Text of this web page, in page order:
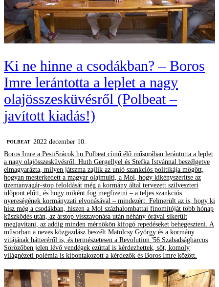
Ki ne hinne a csodákban? – Boros
Imre lerántotta a leplet a nagy
olajösszesküvésről (Polbeat –
javított kiadás!)
‎POLBEAT
2022 december 10.
Boros Imre a PestiSrácok.hu Polbeat című élő műsorában lerántotta a leplet
a nagy olajösszesküvésről. Huth Gergellyel és Stefka Istvánnal beszélgetve
elmagyarázta, milyen játszma zajlik az unió szankciós politikája mögött,
hogyan mesterkedett a magyar olajmulti, a Mol, hogy kikényszerítse az
üzemanyagár-stop feloldását még a kormány által tervezett szilveszteri
időpont előtt, és hogy miként fog megfizetni – a teljes szankciós
nyereségének kormányzati elvonásával – mindezért. Felmerült az is, hogy ki
hisz még a csodákban, hiszen a Mol százhalombattai finomítóját több hónap
küszködés után, az árstop visszavonása után néhány órával sikerült
megjavítani, az addig minden mérnökön kifogó repedéseket behegeszteni. A
műsorban a neves közgazdász beszélt Matolcsy György és a kormány
vitájának hátteréről is, és természetesen a Revolution '56 Szabadságharcos
Sörözőben jelen lévő vendégek ezúttal is kérdezhettek, sőt, komoly
világnézeti polémia is kibontakozott a kérdezők és Boros Imre között.